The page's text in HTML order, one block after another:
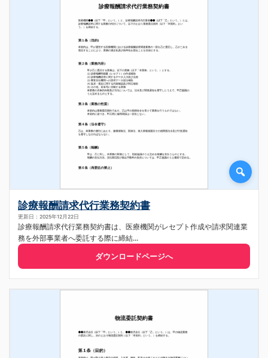
診療報酬請求代行業務契約書
更新日：2025年12月22日
診療報酬請求代行業務契約書は、医療機関がレセプト作成や請求関連業
務を外部事業者へ委託する際に締結...
ダウンロードページへ